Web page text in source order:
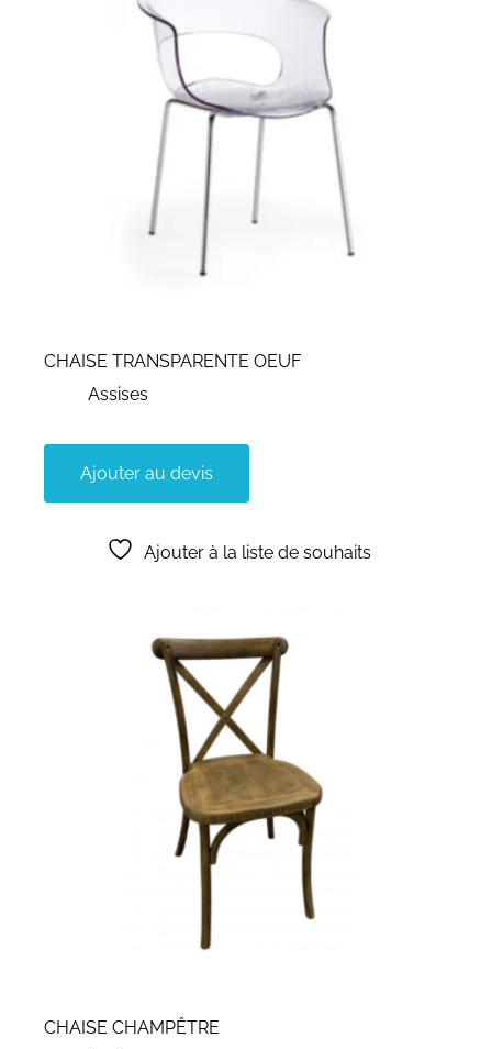
CHAISE TRANSPARENTE OEUF
Assises
Ajouter au devis
Ajouter à la liste de souhaits
CHAISE CHAMPÊTRE